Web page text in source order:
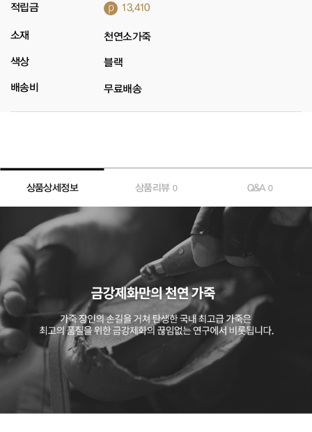
적립금 p 13,410
소재 천연소가죽
색상 블랙
배송비 무료배송
상품상세정보 상품리뷰 0 Q&A0